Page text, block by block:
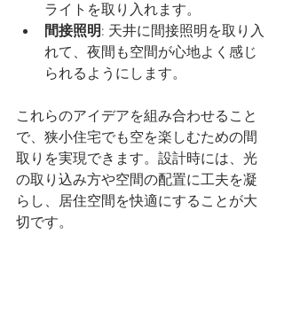
ライトを取り入れます。
間接照明: 天井に間接照明を取り入
れて、夜間も空間が心地よく感じ
られるようにします。
これらのアイデアを組み合わせること
で、狭小住宅でも空を楽しむための間
取りを実現できます。設計時には、光
の取り込み方や空間の配置に工夫を凝
らし、居住空間を快適にすることが大
切です。